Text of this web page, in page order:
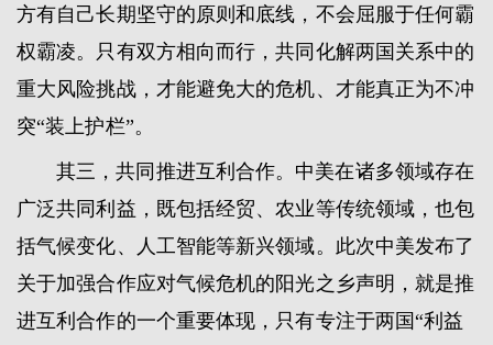
方有自己长期坚守的原则和底线，不会屈服于任何霸
权霸凌。只有双方相向而行，共同化解两国关系中的
重大风险挑战，才能避免大的危机、才能真正为不冲
突“装上护栏”。
其三，共同推进互利合作。中美在诸多领域存在
广泛共同利益，既包括经贸、农业等传统领域，也包
括气候变化、人工智能等新兴领域。此次中美发布了
关于加强合作应对气候危机的阳光之乡声明，就是推
进互利合作的一个重要体现，只有专注于两国“利益